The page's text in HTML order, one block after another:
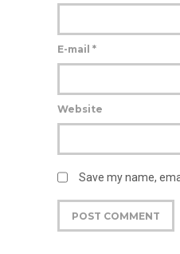
E-mail *
Website
Save my name,